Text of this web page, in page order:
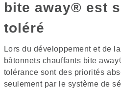
bite away® est
toléré
Lors du développement et de
bâtonnets chauffants bite
tolérance sont des priorités
seulement par le système de